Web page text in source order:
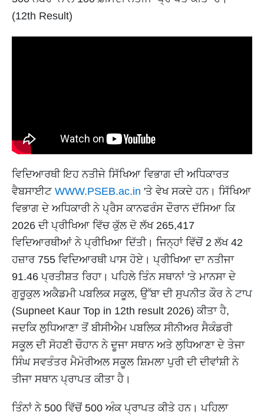
(12th Result)
ਵਿਦਿਆਰਥੀ ਇਹ ਨਤੀਜੇ ਸਿੱਖਿਆ ਵਿਭਾਗ ਦੀ ਅਧਿਕਾਰਤ
ਵੈਬਸਾਈਟ WWW.PSEB.ac.in 'ਤੇ ਵੇਖ ਸਕਦੇ ਹਨ। ਸਿੱਖਿਆ
ਵਿਭਾਗ ਦੇ ਅਧਿਕਾਰੀ ਨੇ ਪ੍ਰੈਸ ਕਾਨਫਰੰਸ ਦੌਰਾਨ ਦੱਸਿਆ ਕਿ
2026 ਦੀ ਪ੍ਰੀਖਿਆ ਵਿੱਚ ਕੁੱਲ ਦੋ ਲੱਖ 265,417
ਵਿਦਿਆਰਥੀਆਂ ਨੇ ਪ੍ਰੀਖਿਆ ਦਿੱਤੀ। ਜਿਨ੍ਹਾਂ ਵਿੱਚੋਂ 2 ਲੱਖ 42
ਹਜ਼ਾਰ 755 ਵਿਦਿਆਰਥੀ ਪਾਸ ਹੋਏ। ਪ੍ਰੀਖਿਆ ਦਾ ਨਤੀਜਾ
91.46 ਪ੍ਰਤੀਸ਼ਤ ਰਿਹਾ। ਪਹਿਲੇ ਤਿੰਨ ਸਥਾਨਾਂ 'ਤੇ ਮਾਨਸਾ ਦੇ
ਗੁਰੂਕੁਲ ਅਕੈਡਮੀ ਪਬਲਿਕ ਸਕੂਲ, ਉੱਬਾ ਦੀ ਸੁਪਨੀਤ ਕੌਰ ਨੇ ਟਾਪ
(Supneet Kaur Top in 12th result 2026) ਕੀਤਾ ਹੈ,
ਜਦਕਿ ਲੁਧਿਆਣਾ ਤੋਂ ਬੀਸੀਐਮ ਪਬਲਿਕ ਸੀਨੀਅਰ ਸੈਕੰਡਰੀ
ਸਕੂਲ ਦੀ ਸੋਹਣੀ ਚੌਹਾਨ ਨੇ ਦੂਜਾ ਸਥਾਨ ਅਤੇ ਲੁਧਿਆਣਾ ਦੇ ਤੇਜਾ
ਸਿੰਘ ਸਵਤੰਤਰ ਮੈਮੋਰੀਅਲ ਸਕੂਲ ਸ਼ਿਮਲਾ ਪੁਰੀ ਦੀ ਦੀਵਾਂਸ਼ੀ ਨੇ
ਤੀਜਾ ਸਥਾਨ ਪ੍ਰਾਪਤ ਕੀਤਾ ਹੈ।
ਤਿੰਨਾਂ ਨੇ 500 ਵਿੱਚੋਂ 500 ਅੰਕ ਪ੍ਰਾਪਤ ਕੀਤੇ ਹਨ। ਪਹਿਲਾ